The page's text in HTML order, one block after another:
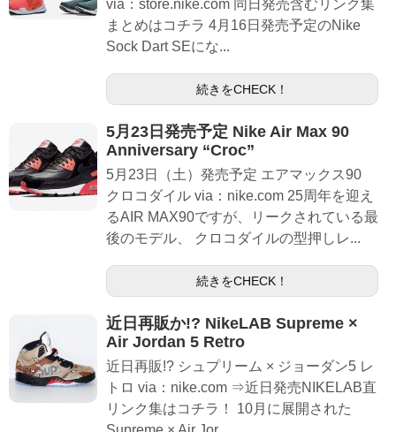
via：store.nike.com 同日発売含むリンク集
まとめはコチラ 4月16日発売予定のNike
Sock Dart SEにな...
続きをCHECK！
5月23日発売予定 Nike Air Max 90
Anniversary “Croc”
5月23日（土）発売予定 エアマックス90
クロコダイル via：nike.com 25周年を迎え
るAIR MAX90ですが、リークされている最
後のモデル、 クロコダイルの型押しレ...
続きをCHECK！
近日再販か!? NikeLAB Supreme ×
Air Jordan 5 Retro
近日再販!? シュプリーム × ジョーダン5 レ
トロ via：nike.com ⇒近日発売NIKELAB直
リンク集はコチラ！ 10月に展開された